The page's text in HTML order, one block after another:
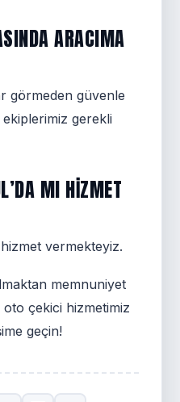
ARACIMA
görmeden güvenle
gerekli
MI HIZMET
vermekteyiz.
memnuniyet
çekici hizmetimiz
geçin!